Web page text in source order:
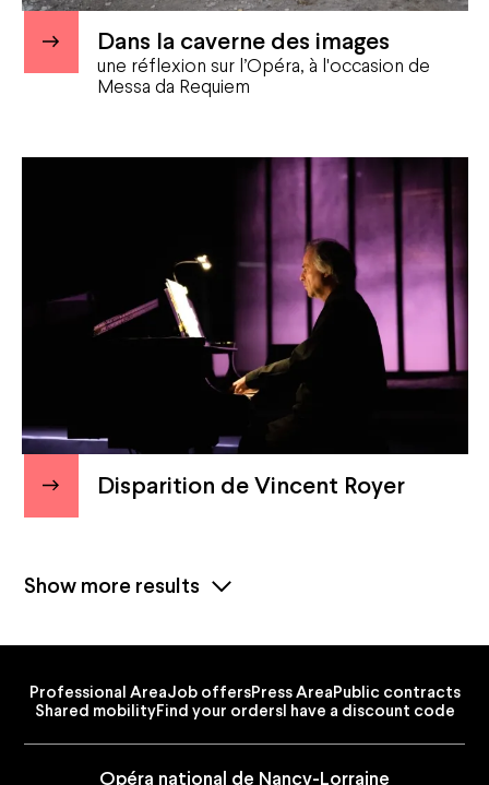
Dans la caverne des images
une réflexion sur l’Opéra, à l'occasion de
Messa da Requiem
Disparition de Vincent Royer
Show more results
Professional AreaJob offersPress AreaPublic contracts
Shared mobilityFind your ordersI have a discount code
Opéra national de Nancy-Lorraine